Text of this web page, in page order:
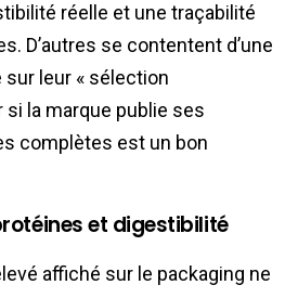
réelle et une traçabilité
D’autres se contentent d’une
leur « sélection
si la marque publie ses
complètes est un bon
et digestibilité
affiché sur le packaging ne